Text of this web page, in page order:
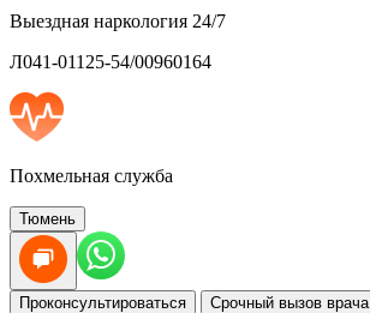
Выездная наркология 24/7
Л041-01125-54/00960164
Похмельная служба
Тюмень
Проконсультироваться Срочный вызов врача